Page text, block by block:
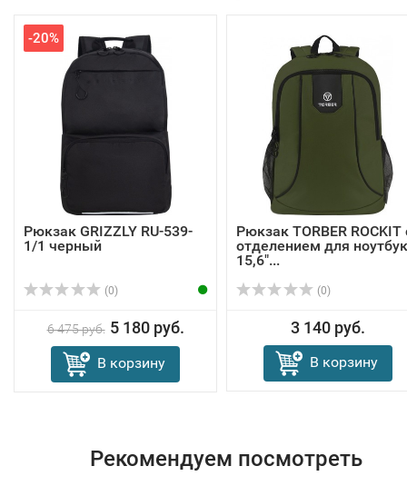
-20%
Рюкзак GRIZZLY RU-539-
1/1 черный
(0)
6 475 руб. 5 180 руб.
В корзину
Рюкзак TORBER ROCKIT
отделением для
15,6"...
(0)
3 140 руб.
В корзину
Рекомендуем посмотреть